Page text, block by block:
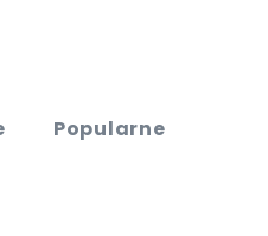
Popularne